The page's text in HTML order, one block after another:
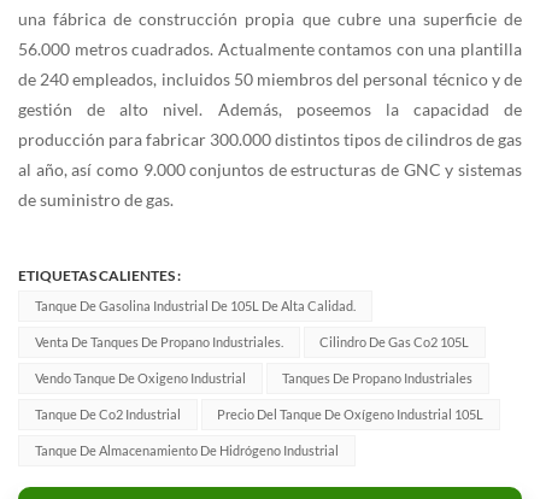
una fábrica de construcción propia que cubre una superficie de
56.000 metros cuadrados. Actualmente contamos con una plantilla
de 240 empleados, incluidos 50 miembros del personal técnico y de
gestión de alto nivel. Además, poseemos la capacidad de
producción para fabricar 300.000 distintos tipos de cilindros de gas
al año, así como 9.000 conjuntos de estructuras de GNC y sistemas
de suministro de gas.
ETIQUETAS CALIENTES :
Tanque De Gasolina Industrial De 105L De Alta Calidad.
Venta De Tanques De Propano Industriales. Cilindro De Gas Co2 105L
Vendo Tanque De Oxigeno Industrial Tanques De Propano Industriales
Tanque De Co2 Industrial Precio Del Tanque De Oxígeno Industrial 105L
Tanque De Almacenamiento De Hidrógeno Industrial